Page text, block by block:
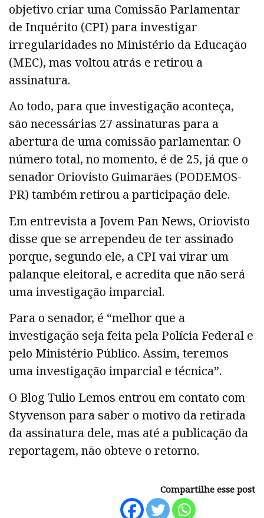
objetivo criar uma Comissão Parlamentar
de Inquérito (CPI) para investigar
irregularidades no Ministério da Educação
(MEC), mas voltou atrás e retirou a
assinatura.
Ao todo, para que investigação aconteça,
são necessárias 27 assinaturas para a
abertura de uma comissão parlamentar. O
número total, no momento, é de 25, já que o
senador Oriovisto Guimarães (PODEMOS-
PR) também retirou a participação dele.
Em entrevista a Jovem Pan News, Oriovisto
disse que se arrependeu de ter assinado
porque, segundo ele, a CPI vai virar um
palanque eleitoral, e acredita que não será
uma investigação imparcial.
Para o senador, é “melhor que a
investigação seja feita pela Polícia Federal e
pelo Ministério Público. Assim, teremos
uma investigação imparcial e técnica”.
O Blog Tulio Lemos entrou em contato com
Styvenson para saber o motivo da retirada
da assinatura dele, mas até a publicação da
reportagem, não obteve o retorno.
Compartilhe esse post